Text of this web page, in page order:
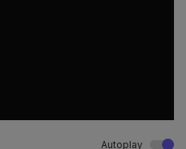
Autoplay